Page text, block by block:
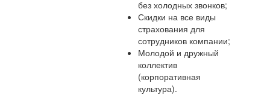
без холодных звонков;
Скидки на все виды
страхования для
сотрудников компании;
Молодой и дружный
коллектив
(корпоративная
культура).